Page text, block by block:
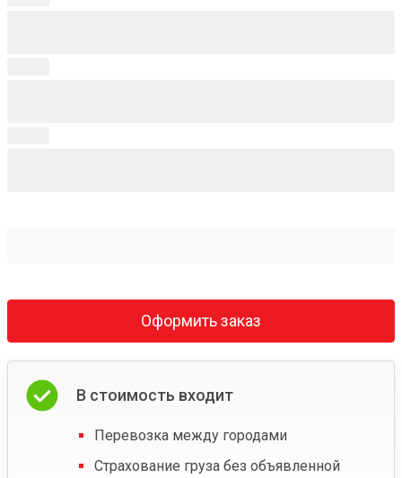
Оформить заказ
В стоимость входит
Перевозка между городами
Страхование груза без объявленной